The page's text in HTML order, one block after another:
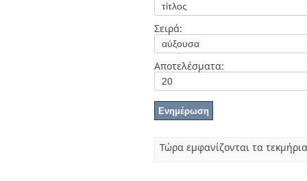
Σειρά:
Αποτελέσματα:
Τώρα εμφανίζονται τα